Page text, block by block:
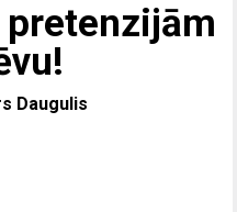
Daugulis